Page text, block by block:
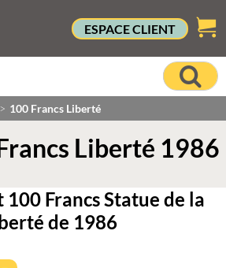
ESPACE CLIENT
> 100 Francs Liberté
Liberté 1986
100 Francs Statue de la
de 1986